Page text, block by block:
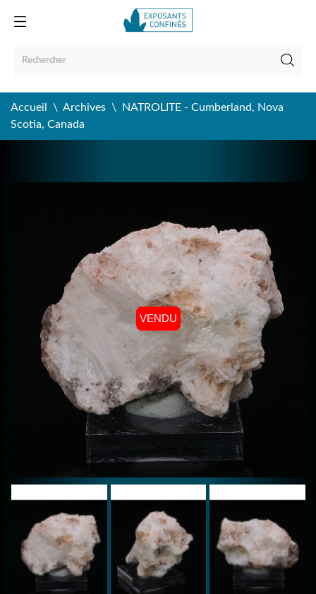
Accueil Archives
NATROLITE - Cumberland, Nova
Scotia, Canada
VENDU